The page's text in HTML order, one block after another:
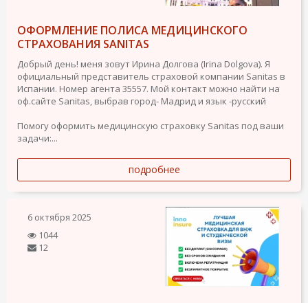
ОФОРМЛЕНИЕ ПОЛИСА МЕДИЦИНСКОГО
СТРАХОВАНИЯ SANITAS
Добрый день! меня зовут Ирина Долгова (Irina Dolgova). Я
официальный представитель страховой компании Sanitas в
Испании. Номер агента 35557. Мой контакт можно найти на
оф.сайте Sanitas, выбрав город- Мадрид и язык -русский
Помогу оформить медицинскую страховку Sanitas под ваши
задачи:...
подробнее
6 октября 2025
1044
12